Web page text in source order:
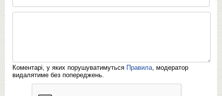
Коментарі, у яких порушуватимуться Правила , модератор
видалятиме без попереджень.